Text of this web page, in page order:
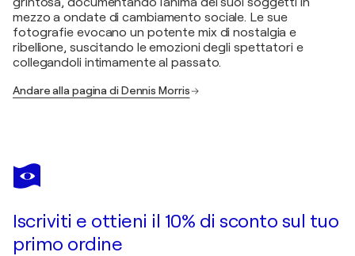
mezzo a ondate di cambiamento sociale. Le sue
fotografie evocano un potente mix di nostalgia e
ribellione, suscitando le emozioni degli spettatori e
collegandoli intimamente al passato.
Andare alla pagina di Dennis Morris
Iscriviti e ottieni il 10% di sconto sul tuo
primo ordine